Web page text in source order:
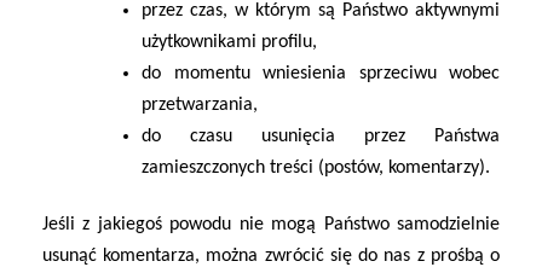
przez czas, w którym są Państwo aktywnymi
użytkownikami profilu,
do momentu wniesienia sprzeciwu wobec
przetwarzania,
do czasu usunięcia przez Państwa
zamieszczonych treści (postów, komentarzy).
Jeśli z jakiegoś powodu nie mogą Państwo samodzielnie
usunąć komentarza, można zwrócić się do nas z prośbą o